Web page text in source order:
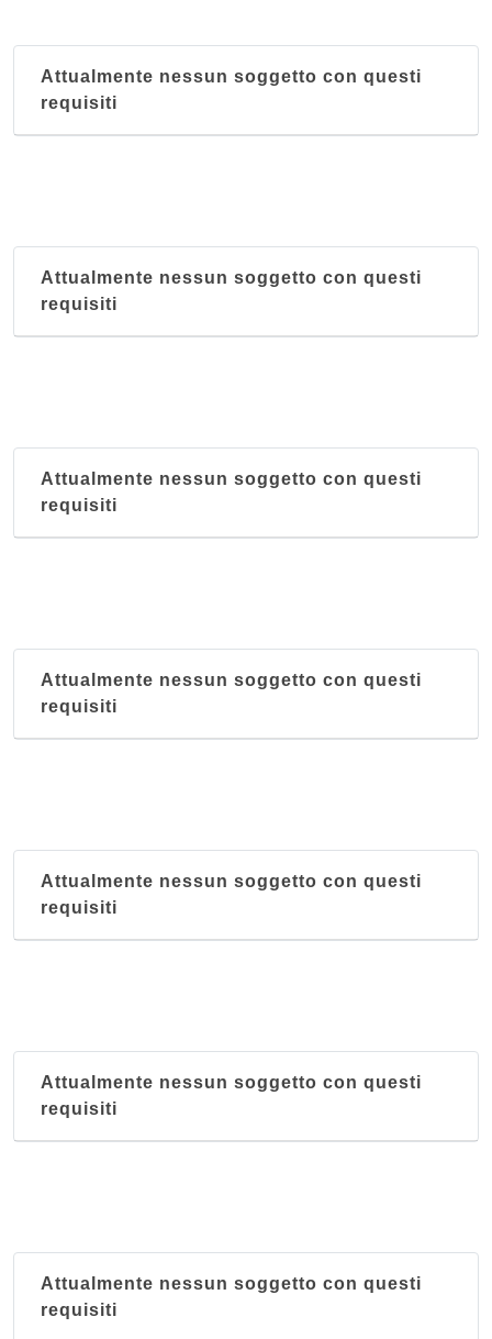
Attualmente nessun soggetto con questi
requisiti
Attualmente nessun soggetto con questi
requisiti
Attualmente nessun soggetto con questi
requisiti
Attualmente nessun soggetto con questi
requisiti
Attualmente nessun soggetto con questi
requisiti
Attualmente nessun soggetto con questi
requisiti
Attualmente nessun soggetto con questi
requisiti